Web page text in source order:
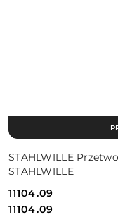
STAHLWILLE
STAHLWILLE
Cena:
11104.09
Cena:
11104.09